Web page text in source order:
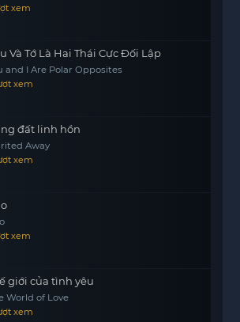
xem
Và Tớ Là Hai Thái Cực Đối Lập
and I Are Polar Opposites
xem
đất linh hồn
Away
xem
xem
giới của tình yêu
World of Love
xem